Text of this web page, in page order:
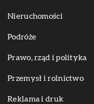
Nieruchomości
Podróże
Prawo, rząd i polityka
Przemysł i rolnictwo
Reklama i druk